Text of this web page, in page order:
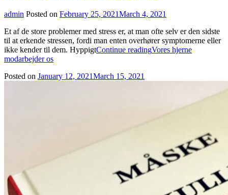
admin Posted on February 25, 2021March 4, 2021
Et af de store problemer med stress er, at man ofte selv er den sidste
til at erkende stressen, fordi man enten overhører symptomerne eller
ikke kender til dem. HyppigtContinue readingVores hjerne
modarbejder os
Posted on January 12, 2021March 15, 2021